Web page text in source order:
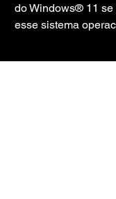
do Windows® 11
esse sistema